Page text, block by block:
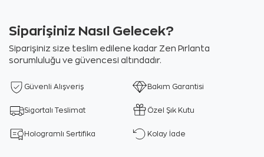
Siparişiniz Nasıl Gelecek?
Siparişiniz size teslim edilene kadar Zen Pırlanta
sorumluluğu ve güvencesi altındadır.
Güvenli Alışveriş Bakım Garantisi
Sigortalı Teslimat Özel Şık Kutu
Hologramlı Sertifika Kolay İade